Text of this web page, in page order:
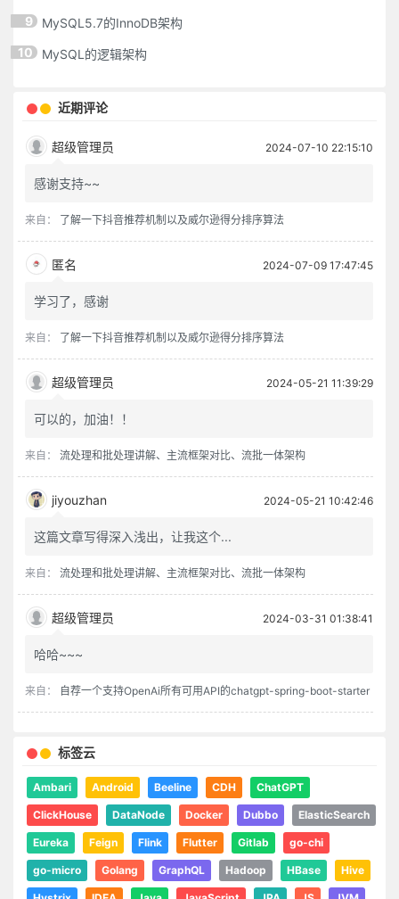
9
MySQL5.7的InnoDB架构
10
MySQL的逻辑架构
近期评论
超级管理员 2024-07-10 22:15:10
感谢支持~~
来自： 了解一下抖音推荐机制以及威尔逊得分排序算法
匿名 2024-07-09 17:47:45
学习了，感谢
来自： 了解一下抖音推荐机制以及威尔逊得分排序算法
超级管理员 2024-05-21 11:39:29
可以的，加油！！
来自： 流处理和批处理讲解、主流框架对比、流批一体架构
jiyouzhan 2024-05-21 10:42:46
这篇文章写得深入浅出，让我这个...
来自： 流处理和批处理讲解、主流框架对比、流批一体架构
超级管理员 2024-03-31 01:38:41
哈哈~~~
来自： 自荐一个支持OpenAi所有可用API的chatgpt-spring-boot-starter
标签云
Ambari Android Beeline CDH ChatGPT
ClickHouse DataNode Docker Dubbo ElasticSearch
Eureka Feign Flink Flutter Gitlab go-chi
go-micro Golang GraphQL Hadoop HBase Hive